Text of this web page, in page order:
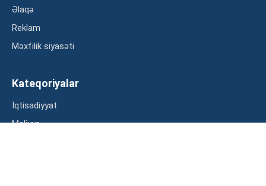
Əlaqə
Reklam
Məxfilik siyasəti
Kateqoriyalar
İqtisadiyyat
Maliyyə